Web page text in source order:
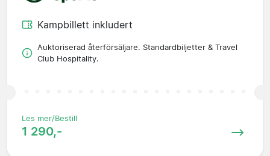
Kampbillett inkludert
Auktoriserad återförsäljare. Standardbiljetter & Travel
Club Hospitality.
Les mer/Bestill
1 290,-